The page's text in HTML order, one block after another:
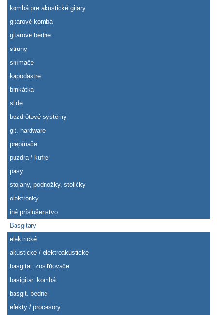
kombá pre akustické gitary
gitarové kombá
gitarové bedne
struny
snímače
kapodastre
brnkátka
slide
bezdrôtové systémy
git. hardware
prepínače
púzdra / kufre
pásy
stojany, podnožky, stoličky
elektrónky
iné príslušenstvo
Basgitary
elektrické
akustické / elektroakustické
basgitar. zosiľňovače
basigitar. kombá
basgit. bedne
efekty / procesory